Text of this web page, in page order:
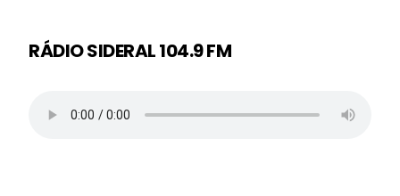
RÁDIO SIDERAL 104.9 FM